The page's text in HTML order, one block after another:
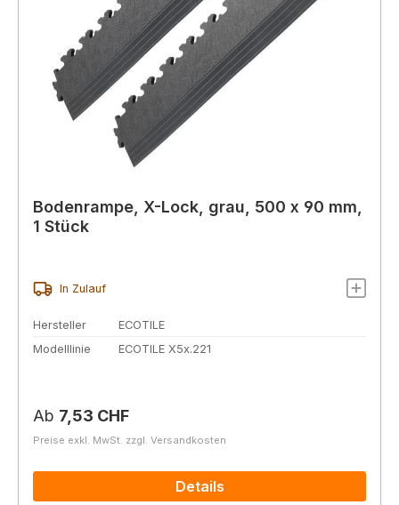
Bodenrampe, X-Lock, grau, 500 x 90 mm,
1 Stück
In Zulauf
Hersteller
ECOTILE
Modelllinie
ECOTILE X5x.221
Regulärer Preis:
Ab 7,53 CHF
Preise exkl. MwSt. zzgl. Versandkosten
Details